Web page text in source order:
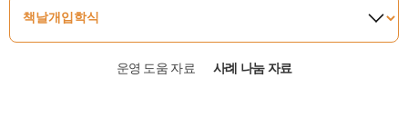
운영 도움 자료 사례 나눔 자료